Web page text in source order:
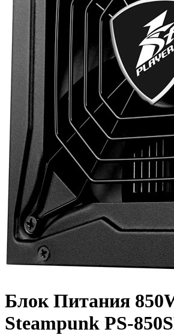
Блок Питания
Steampunk PS-